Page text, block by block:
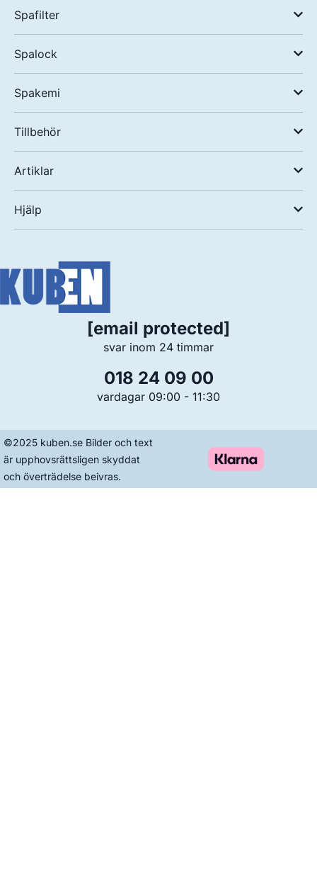
Spafilter
Spalock
Spakemi
Tillbehör
Artiklar
Hjälp
018 24 09 00
vardagar 09:00 - 11:30
[email protected]
svar inom 24 timmar
©2025 kuben.se Bilder och text
är upphovsrättsligen skyddat
och överträdelse beivras.